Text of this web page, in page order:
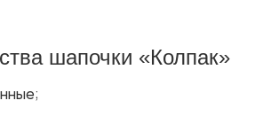
шапочки «Колпак»